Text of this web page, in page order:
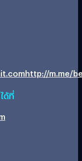
http://m.me/
ด้ที่